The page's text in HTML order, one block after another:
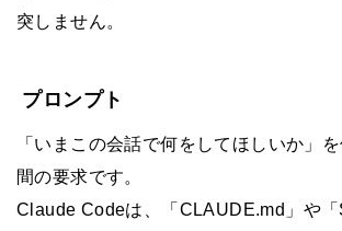
突しません。
プロンプト
「いまこの会話で何をしてほしいか」
間の要求です。
Claude Codeは、「CLAUDE.md」や